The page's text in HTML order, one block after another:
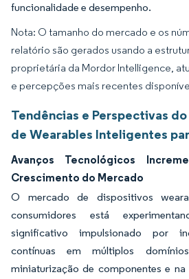
funcionalidade e desempenho.
Nota: O tamanho do mercado e os
relatório são gerados usando a
proprietária da Mordor Intelligence,
e percepções mais recentes
Tendências e Perspectivas
de Wearables Inteligentes
Avanços Tecnológicos
Crescimento do Mercado
O mercado de dispositivos
consumidores está
significativo impulsionado por
contínuas em múltiplos
miniaturização de componentes e